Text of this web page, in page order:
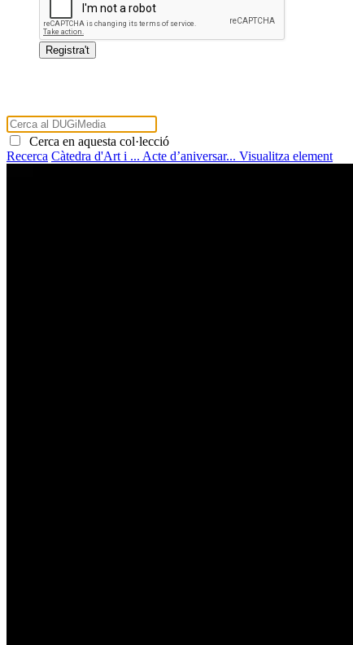
Cerca en aquesta col·lecció
Recerca Càtedra d'Art i ... Acte d’aniversar... Visualitza element